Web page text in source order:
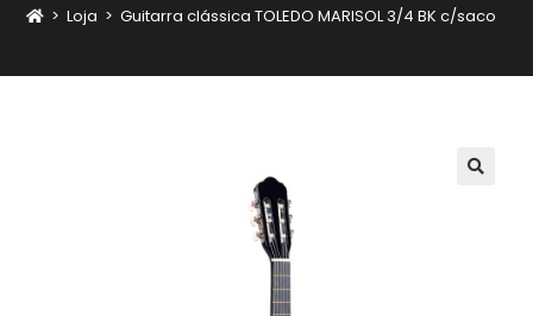
> Loja > Guitarra clássica TOLEDO MARISOL 3/4 BK c/saco